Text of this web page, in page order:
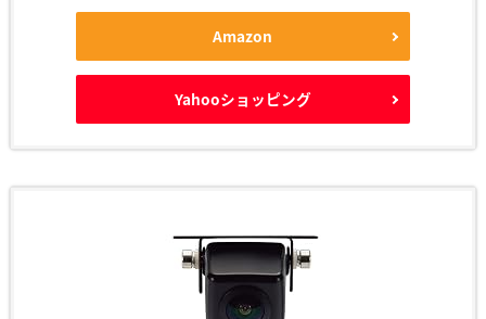
Amazon
Yahooショッピング